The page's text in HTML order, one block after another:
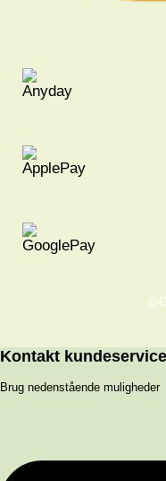
Kontakt kundeservice
Brug nedenstående muligheder